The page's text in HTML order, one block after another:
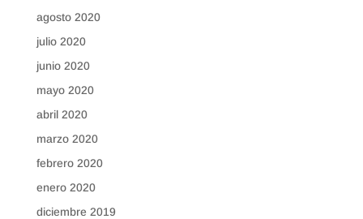
agosto 2020
julio 2020
junio 2020
mayo 2020
abril 2020
marzo 2020
febrero 2020
enero 2020
diciembre 2019